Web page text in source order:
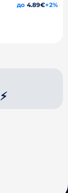
до 4.89€+2%
⚡